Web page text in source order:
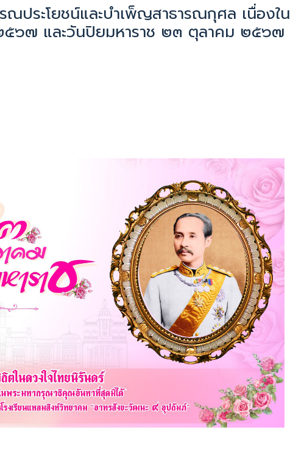
ประโยชน์และบำเพ็ญสาธารณกุศล เนื่องใน
๖๗ และวันปิยมหาราช ๒๓ ตุลาคม ๒๕๖๗